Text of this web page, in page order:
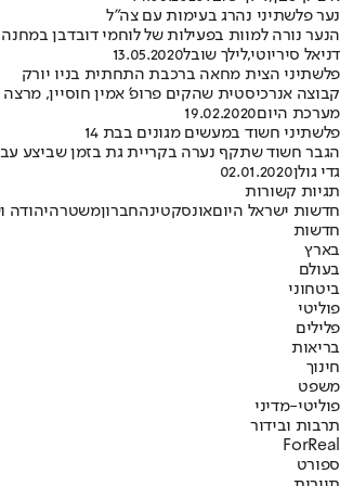
נער פלשתיני נהרג בעימות עם צה"ל
הנער נורה למוות בפעילות של לוחמי דובדבן
דניאל סיריוטי,לילך שובל13.05.2020
פלשתיני הצית מחאה ברכבת התחתית בניו יורק
קבוצה אנרכיסטית שהקים פרופ' אמין חוסיין, מרצה באוניברסיטת ניו יורק, גרמה
מערכת היום19.02.2020
פלשתיני חשוד במעשים מגונים בבת 14
הגבר חשוד שתקף נערה בקריית גת בזמן שביצע
גדי גולן02.01.2020
תגיות קשורות
חדשות ישראל היוםאונסקטינהחברוןמשטרהיהודה
חדשות
בארץ
בעולם
ביטחוני
פוליטי
פלילים
בריאות
חינוך
משפט
פוליטי-מדיני
תרבות ובידור
ForReal
ספורט